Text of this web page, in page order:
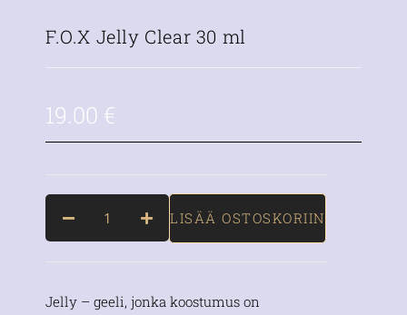
F.O.X Jelly Clear 30 ml
19.00 €
LISÄÄ OSTOSKORIIN
Jelly – geeli, jonka koostumus on